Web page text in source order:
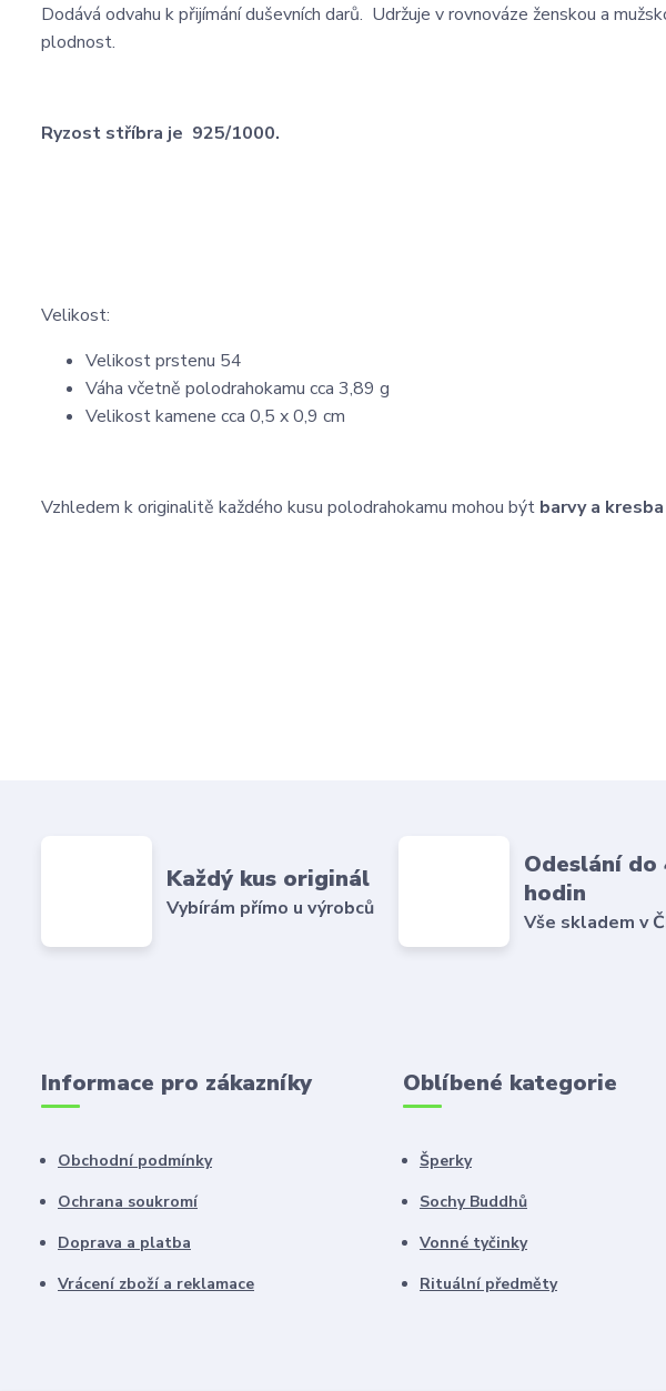
Dodává odvahu k přijímání duševních darů. Udržuje v rovnováze ženskou a
plodnost.
Ryzost stříbra je 925/1000.
Velikost:
Velikost prstenu 54
Váha včetně polodrahokamu cca 3,89 g
Velikost kamene cca 0,5 x 0,9 cm
Vzhledem k originalitě každého kusu polodrahokamu mohou být barvy a
Každý kus originál
Vybírám přímo u výrobců
Odeslání do
hodin
Vše skladem v
Informace pro zákazníky
Obchodní podmínky
Ochrana soukromí
Doprava a platba
Vrácení zboží a reklamace
Oblíbené kategorie
Šperky
Sochy Buddhů
Vonné tyčinky
Rituální předměty